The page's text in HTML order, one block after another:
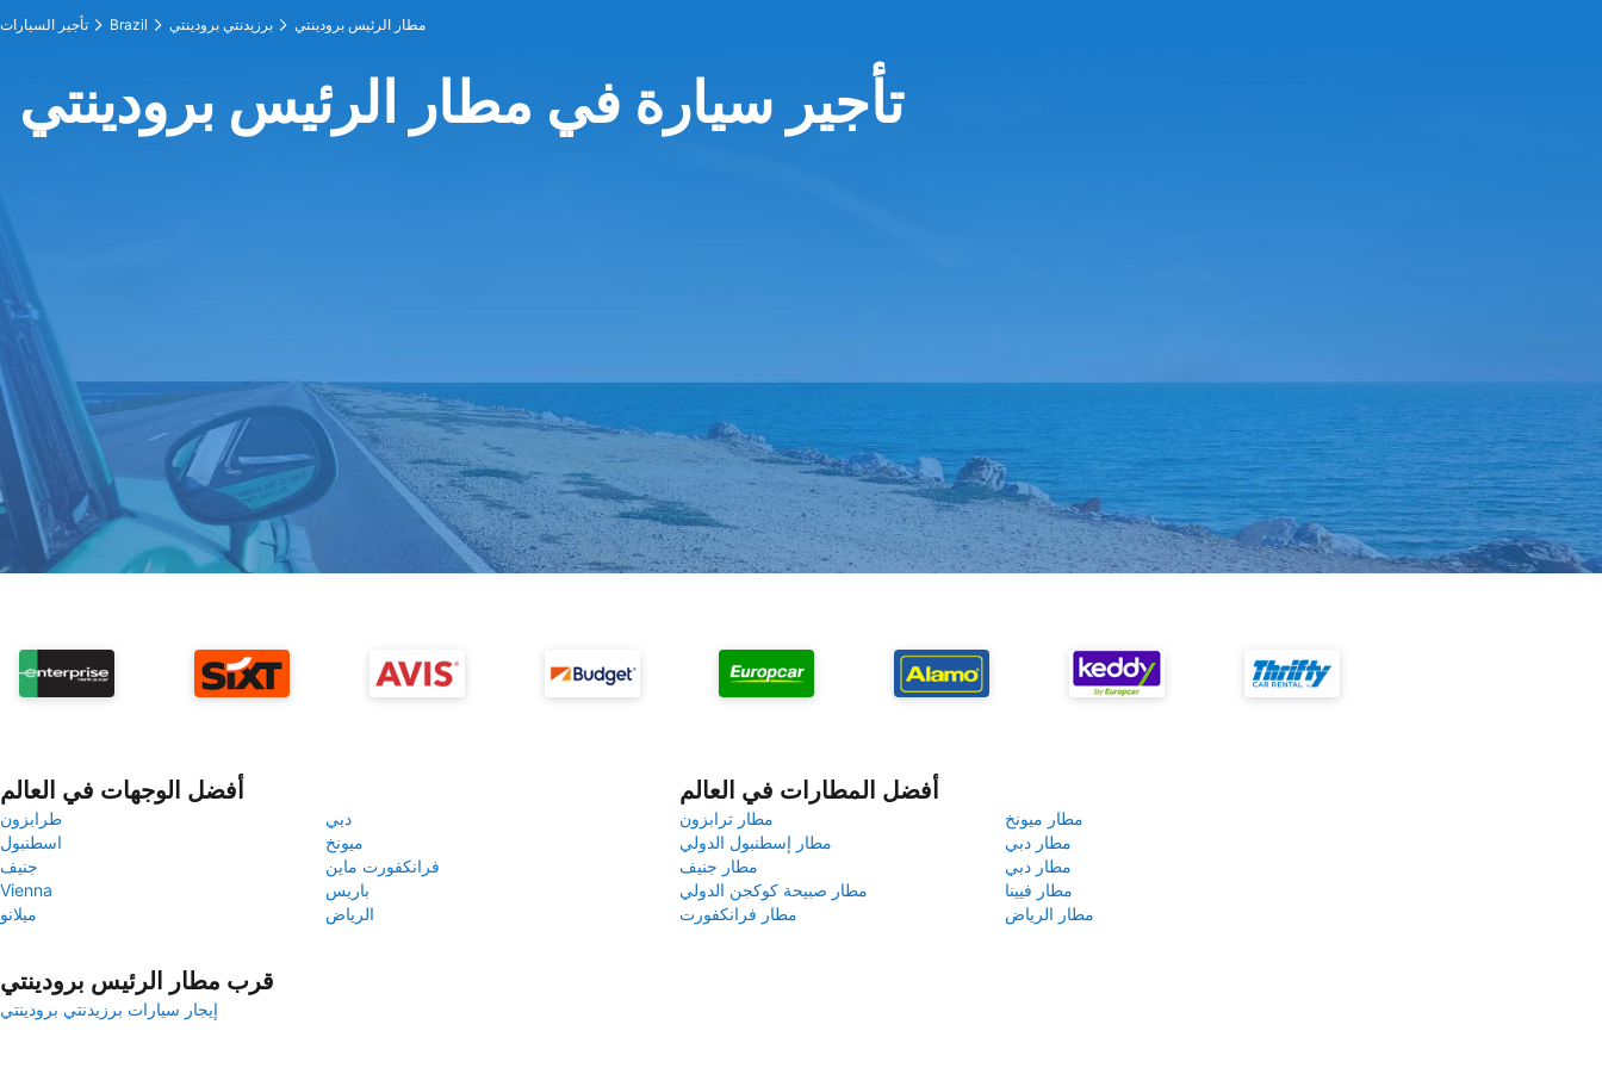
تأجير السيارات Brazil برزيدنتي برودينتي مطار الرئيس برودينتي
تأجير سيارة في مطار الرئيس برودينتي
أفضل الوجهات في العالم
طرابزون
دبي
اسطنبول
ميونخ
جنيف
فرانكفورت ماين
Vienna
باريس
ميلانو
الرياض
أفضل المطارات في العالم
مطار ترابزون
مطار ميونخ
مطار إسطنبول الدولي
مطار دبي
مطار جنيف
مطار دبي
مطار صبيحة كوكجن الدولي
مطار فيينا
مطار فرانكفورت
مطار الرياض
قرب مطار الرئيس برودينتي
إيجار سيارات برزيدنتي برودينتي